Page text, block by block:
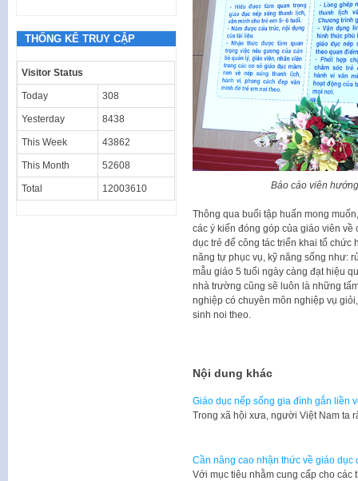
Báo cáo viên
Thông qua buổi tập huấn mong
các ý kiến đóng góp của giáo viên
dục trẻ để công tác triển khai tổ chức
năng tự phục vụ, kỹ năng sống như:
mẫu giáo 5 tuổi ngày càng đạt hiệu
nhà trường cũng sẽ luôn là những
nghiệp có chuyên môn nghiệp vụ
sinh noi theo.
Nội dung khác
Giáo dục nếp sống gia đình gắn liền
​Trong xã hội xưa, người Việt Nam ta
Cần nâng cao nhận thức về giáo dục
Với mục tiêu nhằm cung cấp cho
THỐNG KÊ TRUY CẬP
Visitor Status
Today 308
Yesterday 8438
This Week 43862
This Month 52608
Total 12003610